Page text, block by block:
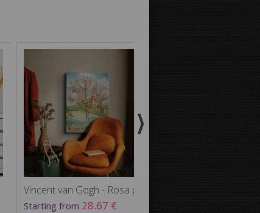
Starting from 28.67 €